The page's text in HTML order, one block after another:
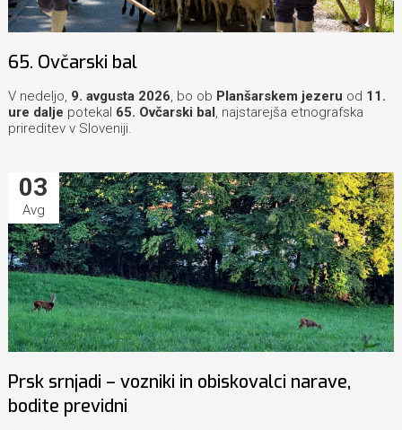
65. Ovčarski bal
V nedeljo, 9. avgusta 2026, bo ob Planšarskem jezeru od 11.
ure dalje potekal 65. Ovčarski bal, najstarejša etnografska
prireditev v Sloveniji.
03
Avg
Prsk srnjadi – vozniki in obiskovalci narave,
bodite previdni